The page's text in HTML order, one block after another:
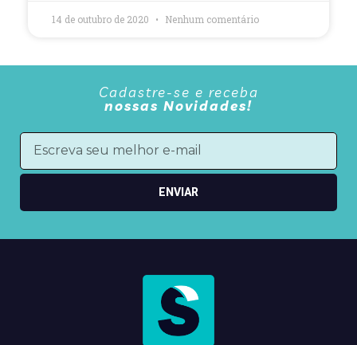
14 de outubro de 2020 Nenhum comentário
Cadastre-se e receba
nossas Novidades!
ENVIAR